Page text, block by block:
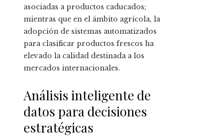
asociadas a productos caducados;
mientras que en el ámbito agrícola, la
adopción de sistemas automatizados
para clasificar productos frescos ha
elevado la calidad destinada a los
mercados internacionales.
Análisis inteligente de
datos para decisiones
estratégicas